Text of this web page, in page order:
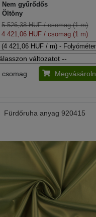
Nem gyűrődős
Öltöny
5 526,38 HUF/ csomag (1 m)
4 421,06 HUF / csomag (1 m)
csomag
Fürdőruha anyag 920415